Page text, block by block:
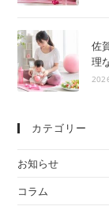
佐
理
カテゴリー
お知らせ
コラム